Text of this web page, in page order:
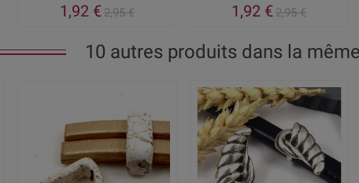
1,92 €2,95 € 1,92 €2,95 €
10 autres produits dans la